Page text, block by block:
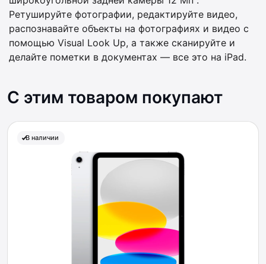
Ретушируйте фотографии, редактируйте видео,
распознавайте объекты на фотографиях и видео с
помощью Visual Look Up, а также сканируйте и
делайте пометки в документах — все это на iPad.
С этим товаром покупают
В наличии